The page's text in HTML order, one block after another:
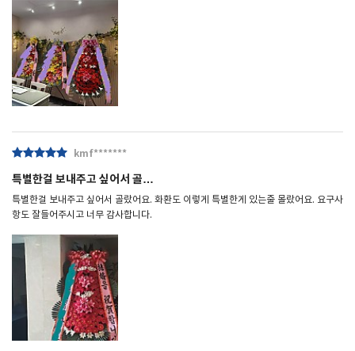
kmf*******
특별한걸 보내주고 싶어서 골…
특별한걸 보내주고 싶어서 골랐어요. 화환도 이렇게 특별한게 있는줄 몰랐어요. 요구사
항도 잘들어주시고 너무 감사합니다.